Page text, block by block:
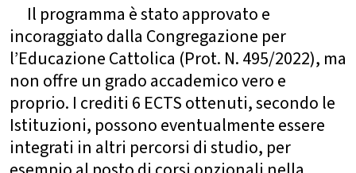
Il programma è stato approvato e
incoraggiato dalla Congregazione per
l’Educazione Cattolica (Prot. N. 495/2022), ma
non offre un grado accademico vero e
proprio. I crediti 6 ECTS ottenuti, secondo le
Istituzioni, possono eventualmente essere
integrati in altri percorsi di studio, per